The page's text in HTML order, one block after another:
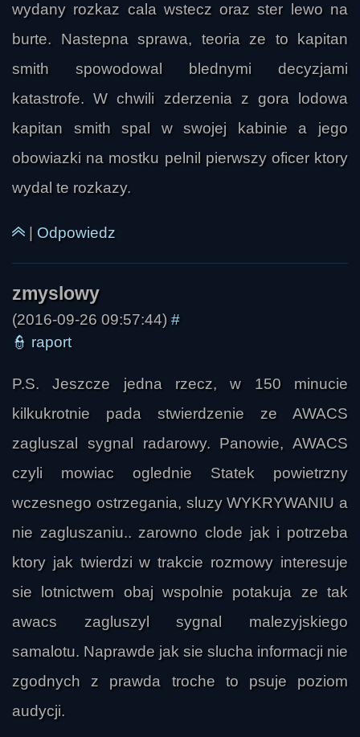
wydany rozkaz cala wstecz oraz ster lewo na
burte. Nastepna sprawa, teoria ze to kapitan
smith spowodowal blednymi decyzjami
katastrofe. W chwili zderzenia z gora lodowa
kapitan smith spal w swojej kabinie a jego
obowiazki na mostku pelnil pierwszy oficer ktory
wydal te rozkazy.
Odpowiedz
(2016-09-26 09:57:44) #
👮 raport
P.S. Jeszcze jedna rzecz, w 150 minucie
kilkukrotnie pada stwierdzenie ze AWACS
zagluszal sygnal radarowy. Panowie, AWACS
czyli mowiac oglednie Statek powietrzny
wczesnego ostrzegania, sluzy WYKRYWANIU a
nie zagluszaniu.. zarowno clode jak i potrzeba
ktory jak twierdzi w trakcie rozmowy interesuje
sie lotnictwem obaj wspolnie potakuja ze tak
awacs zagluszyl sygnal malezyjskiego
samalotu. Naprawde jak sie slucha informacji nie
zgodnych z prawda troche to psuje poziom
audycji.
audiooooman
Okazet